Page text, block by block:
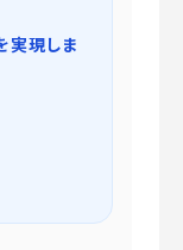
実現しま